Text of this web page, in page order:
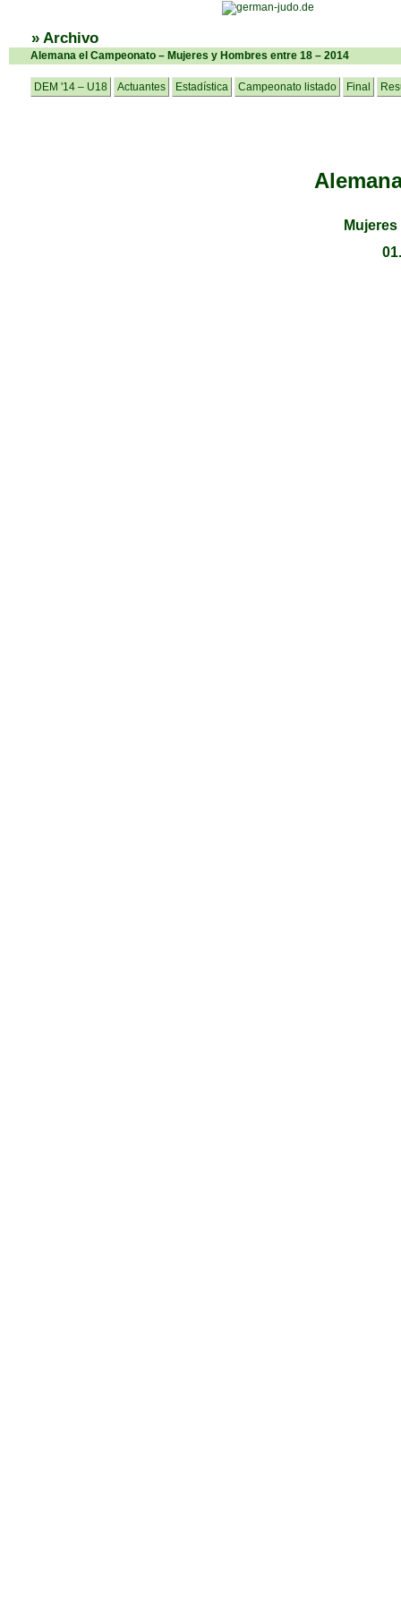
» Archivo
Alemana el Campeonato – Mujeres y Hombres entre 18 – 2014
DEM '14 – U18 Actuantes Estadística Campeonato listado Final